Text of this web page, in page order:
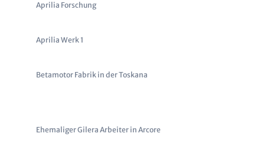
Aprilia Forschung
Aprilia Werk 1
Betamotor Fabrik in der Toskana
Ehemaliger Gilera Arbeiter in Arcore